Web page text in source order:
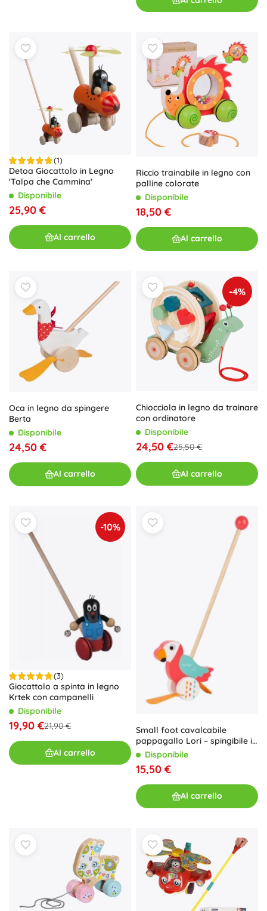
(1)
Detoa Giocattolo in Legno
'Talpa che Cammina'
Disponibile
25,90 €
Al carrello
Riccio trainabile in legno con
palline colorate
Disponibile
18,50 €
Al carrello
Oca in legno da spingere
Berta
Disponibile
24,50 €
Al carrello
-4%
Chiocciola in legno da trainare
con ordinatore
Disponibile
24,50 €25,50 €
Al carrello
-10%
(3)
Giocattolo a spinta in legno
Krtek con campanelli
Disponibile
19,90 €21,90 €
Al carrello
Small foot cavalcabile
pappagallo Lori – spingibile in
legno per i primi passi
Disponibile
15,50 €
Al carrello